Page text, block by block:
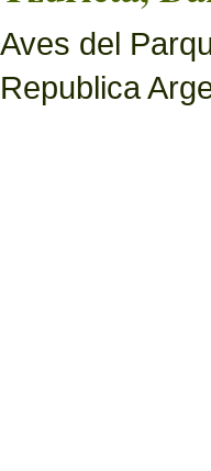
Aves del
Republica